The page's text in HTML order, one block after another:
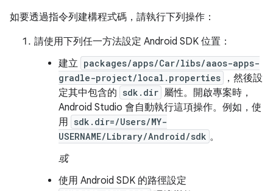
如要透過指令列建構程式碼，請執行下列操作：
請使用下列任一方法設定 Android SDK 位置：
建立 packages/apps/Car/libs/aaos-apps-
gradle-project/local.properties
，然後設
定其中包含的 sdk.dir 屬性。開啟專案時，
Android Studio 會自動執行這項操作。例如，使
用 sdk.dir=/Users/MY-
USERNAME/Library/Android/sdk 。
或
使用 Android SDK 的路徑設定